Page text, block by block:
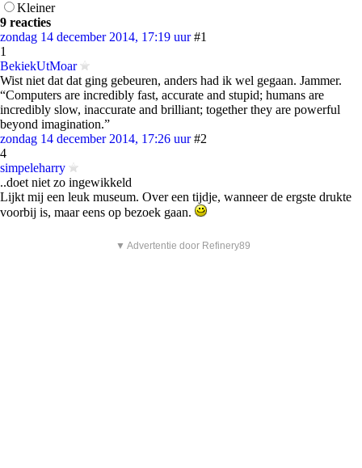
Kleiner
9 reacties
zondag 14 december 2014, 17:19 uur #1
1
BekiekUtMoar
Wist niet dat dat ging gebeuren, anders had ik wel gegaan. Jammer.
“Computers are incredibly fast, accurate and stupid; humans are
incredibly slow, inaccurate and brilliant; together they are powerful
beyond imagination.”
zondag 14 december 2014, 17:26 uur #2
4
simpeleharry
..doet niet zo ingewikkeld
Lijkt mij een leuk museum. Over een tijdje, wanneer de ergste drukte
voorbij is, maar eens op bezoek gaan.
▼ Advertentie door Refinery89